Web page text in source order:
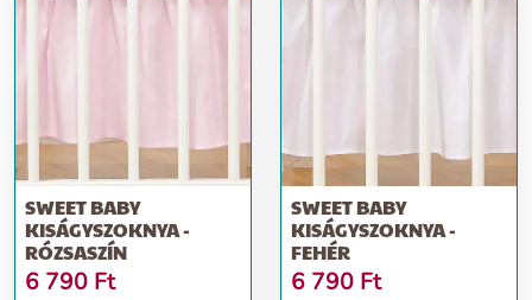
SWEET BABY
KISÁGYSZOKNYA -
RÓZSASZÍN
6 790 Ft
SWEET BABY
KISÁGYSZOKNYA -
FEHÉR
6 790 Ft